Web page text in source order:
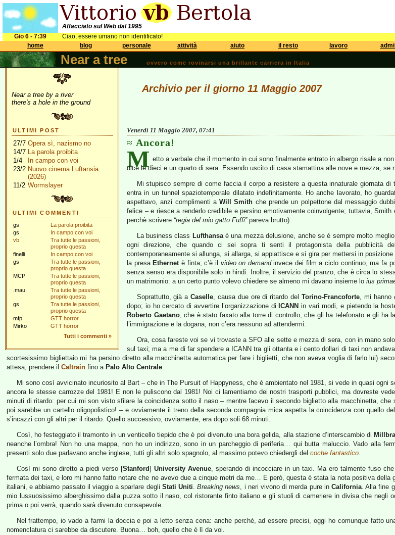
Affacciato sul Web dal 1995
Gio 6 - 7:39
Ciao, essere umano non identificato!
home
blog personale attività aiuto il resto lavoro
Near a tree ovvero come rovinarsi una brillante carriera in Italia
Near a tree by a river
there's a hole in the ground
ULTIMI POST
27/7 Opera sì, nazismo no
14/7 La parola proibita
1/4
In campo con voi
23/2 Nuovo cinema Luftansia
(2026)
11/2 Wormslayer
ULTIMI COMMENTI
gs
La parola proibita
gs
In campo con voi
vb
Tra tutte le passioni,
proprio questa
finelli
In campo con voi
gs
Tra tutte le passioni,
proprio questa
MCP
Tra tutte le passioni,
proprio questa
.mau.
Tra tutte le passioni,
proprio questa
gs
Tra tutte le passioni,
proprio questa
mfp
GTT horror
Mirko
GTT horror
Tutti i commenti »
Archivio per il giorno 11 Maggio 2007
Venerdì 11 Maggio 2007, 07:41
Ancora!
M etto a verbale che il momento in cui sono finalmente entrato in albergo risale a
dice le dieci e un quarto di sera. Essendo uscito di casa stamattina alle nove e mezza, se
Mi stupisco sempre di come faccia il corpo a resistere a questa innaturale giornata
entra in un tunnel spaziotemporale dilatato indefinitamente. Ho anche lavorato, ho
aspettavo, anzi complimenti aWill Smith che prende un polpettone dal messaggio
felice – e riesce a renderlo credibile e persino emotivamente coinvolgente; tuttavia,
perchè scrivere “regia del mio gatto Fuffi”pareva brutto).
La business class Lufthansaè una mezza delusione, anche se è sempre molto
ogni direzione, che quando ci sei sopra ti senti il protagonista della pubblicità
contemporaneamente si allunga, si allarga, si appiattisce e si gira per mettersi in
la presa Ethernetè finta; c’è il video on demandinvece dei film a ciclo continuo, ma fa
senza senso era disponibile solo in hindi. Inoltre, il servizio del pranzo, che è circa lo
un matrimonio: a un certo punto volevo chiedere se almeno mi davano insieme lo ius
Soprattutto, già aCaselle, causa due ore di ritardo del Torino-Francoforte, mi hanno
dopo; io ho cercato di avvertire l’organizzazione di ICANN in vari modi, e pietendo la
Roberto Gaetano, che è stato faxato alla torre di controllo, che gli ha telefonato e gli ha
l’immigrazione e la dogana, non c’era nessuno ad attendermi.
Ora, cosa fareste voi se vi trovaste a SFO alle sette e mezza di sera, con in mano solo
sul taxi; ma a me di far spendere a ICANN tra gli ottanta e i cento dollari di taxi non
scortesissimo bigliettaio mi ha persino diretto alla macchinetta automatica per fare i biglietti, che non aveva voglia di farlo lui)
attesa, prendere il Caltrain fino a Palo Alto Centrale.
Mi sono così avvicinato incuriosito al Bart – che in The Pursuit of Happyness, che è ambientato nel 1981, si vede in quasi ogni
ancora le stesse carrozze del 1981! E non le puliscono dal 1981! Noi ci lamentiamo dei nostri trasporti pubblici, ma dovreste
minuti di ritardo: per cui mi son visto sfilare la coincidenza sotto il naso – mentre facevo il secondo biglietto alla macchinetta, che
poi sarebbe un cartello oligopolistico! – e ovviamente il treno della seconda compagnia mica aspetta la coincidenza con quello
s’incazzi con gli altri per il ritardo. Quello successivo, ovviamente, era dopo soli 68 minuti.
Così, ho festeggiato il tramonto in un venticello tiepido che è poi divenuto una bora gelida, alla stazione d’interscambio di
neanche l’ombra! Non ho una mappa, non ho un indirizzo, sono in un parcheggio di periferia… qui butta maluccio. Vado alla
presenti solo due parlavano anche inglese, tutti gli altri solo spagnolo, al massimo potevo chiedergli del coche fantastico.
Così mi sono diretto a piedi verso [Stanford] University Avenue, sperando di incocciare in un taxi. Ma ero talmente fuso
fermata dei taxi, e loro mi hanno fatto notare che ne avevo due a cinque metri da me… E però, questa è stata la nota positiva della
italiani, e abbiamo passato il viaggio a sparlare degli Stati Uniti.Breaking news, i neri vivono di merda pure inCalifornia. Alla fine
mio lussuosissimo alberghissimo dalla puzza sotto il naso, col ristorante finto italiano e gli stuoli di cameriere in divisa che negli
prima o poi verrà, quando sarà divenuto consapevole.
Nel frattempo, io vado a farmi la doccia e poi a letto senza cena: anche perchè, ad essere precisi, oggi ho comunque fatto
nomenclatura ci sarebbe da discutere. Buona… boh, quello che è lì da voi.